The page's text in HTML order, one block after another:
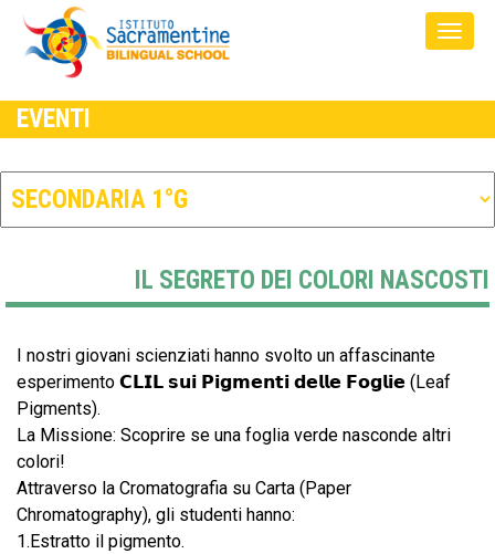
EVENTI
IL SEGRETO DEI COLORI NASCOSTI
​​I nostri giovani scienziati hanno svolto un affascinante
esperimento ​𝗖𝗟𝗜𝗟 𝘀𝘂𝗶 𝗣𝗶𝗴𝗺𝗲𝗻𝘁𝗶 𝗱𝗲𝗹𝗹𝗲 𝗙𝗼𝗴𝗹𝗶𝗲 (Leaf
Pigments).
​La Missione: Scoprire se una foglia verde nasconde altri
colori!
​Attraverso la Cromatografia su Carta (Paper
Chromatography), gli studenti hanno:
1.​​Estratto il pigmento.